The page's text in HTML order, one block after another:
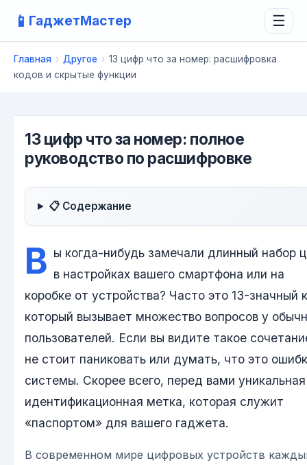
📱 ГаджетМастер ☰
Главная › Другое › 13 цифр что за номер: расшифровка
кодов и скрытые функции
13 цифр что за номер: полное
руководство по расшифровке
📋 Содержание
В ы когда-нибудь замечали длинный набор
в настройках вашего смартфона или на
коробке от устройства? Часто это 13-значный
который вызывает множество вопросов у
пользователей. Если вы видите такое
не стоит паниковать или думать, что это
системы. Скорее всего, перед вами уникальная
идентификационная метка, которая служит
«паспортом» для вашего гаджета.
В современном мире цифровых устройств